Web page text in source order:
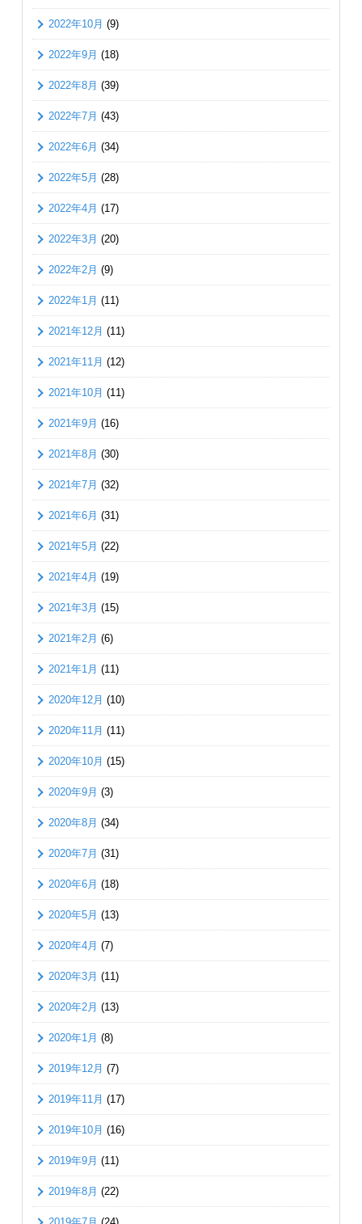
2022年10月 (9)
2022年9月 (18)
2022年8月 (39)
2022年7月 (43)
2022年6月 (34)
2022年5月 (28)
2022年4月 (17)
2022年3月 (20)
2022年2月 (9)
2022年1月 (11)
2021年12月 (11)
2021年11月 (12)
2021年10月 (11)
2021年9月 (16)
2021年8月 (30)
2021年7月 (32)
2021年6月 (31)
2021年5月 (22)
2021年4月 (19)
2021年3月 (15)
2021年2月 (6)
2021年1月 (11)
2020年12月 (10)
2020年11月 (11)
2020年10月 (15)
2020年9月 (3)
2020年8月 (34)
2020年7月 (31)
2020年6月 (18)
2020年5月 (13)
2020年4月 (7)
2020年3月 (11)
2020年2月 (13)
2020年1月 (8)
2019年12月 (7)
2019年11月 (17)
2019年10月 (16)
2019年9月 (11)
2019年8月 (22)